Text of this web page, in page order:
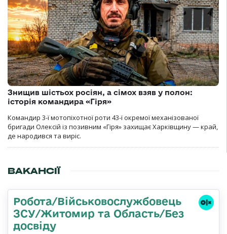
Знищив шістьох росіян, а сімох взяв у полон:
історія командира «Гіря»
Командир 3-ї мотопіхотної роти 43-ї окремої механізованої
бригади Олексій із позивним «Гіря» захищає Харківщину — край,
де народився та виріс.
ВАКАНСІЇ
Робота/Військовослужбовець
ЗСУ/Житомир та Область/Без
досвіду